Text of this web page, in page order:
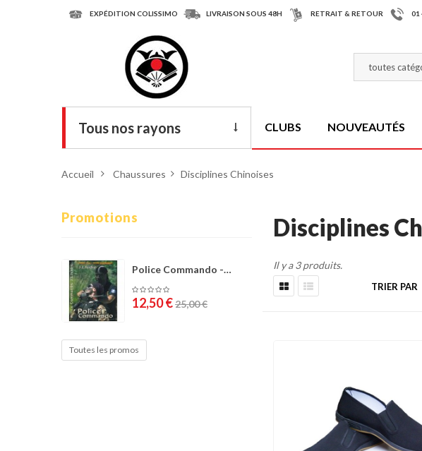
EXPÉDITION COLISSIMO LIVRAISON SOUS 48H RETRAIT & RETOUR 01
Tous nos rayons
Armes
Chaussures
Protections
Cible de frappe
Condition physique
CLUBS NOUVEAUTÉS
Accueil > Chaussures > Disciplines Chinoises
Promotions
Police Commando -
12,50 €25,00 €
Toutes les promos
Disciplines
Il y a 3 produits.
TRIER PAR